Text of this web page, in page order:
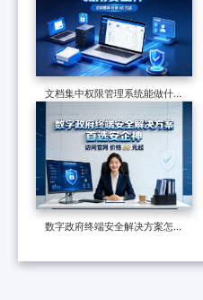
文档集中权限管理系统能做什
么？七大功能，了解企业数据安
全的最后一道防线
数字政府终端安全解决方案怎么